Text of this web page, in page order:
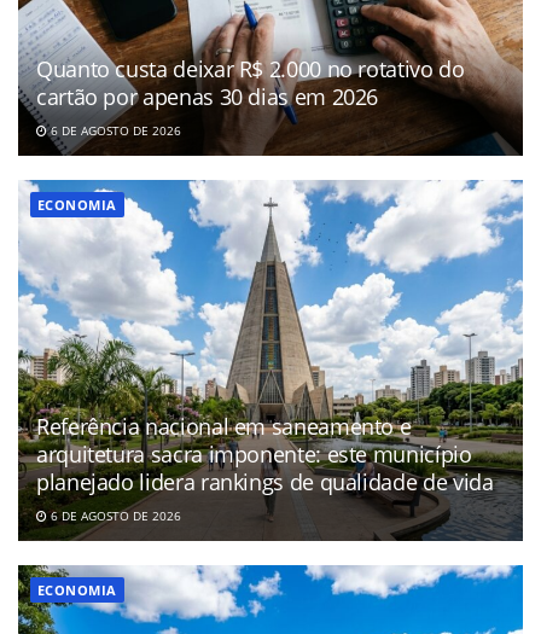
Quanto custa deixar R$ 2.000 no rotativo do
cartão por apenas 30 dias em 2026
6 DE AGOSTO DE 2026
ECONOMIA
Referência nacional em saneamento e
arquitetura sacra imponente: este município
planejado lidera rankings de qualidade de vida
6 DE AGOSTO DE 2026
ECONOMIA